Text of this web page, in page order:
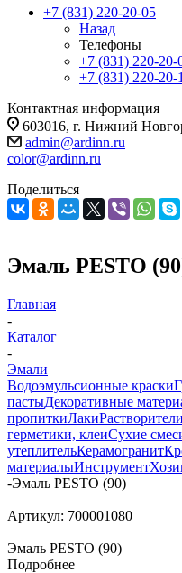
+7 (831) 220-20-05
Назад
Телефоны
+7 (831) 220-20-
+7 (831) 220-20-
Контактная информация
603016, г. Нижний
admin@ardinn.ru
color@ardinn.ru
Поделиться
Эмаль PESTO
Главная
-
Каталог
-
Эмали
Водоэмульсионные краски
пастыДекоративные
пропиткиЛакиРастворители
герметики, клеиСухие
утеплительКерамогранит
материалыИнструмент
-Эмаль PESTO (90)
Артикул: 700001080
Эмаль PESTO (90)
Подробнее